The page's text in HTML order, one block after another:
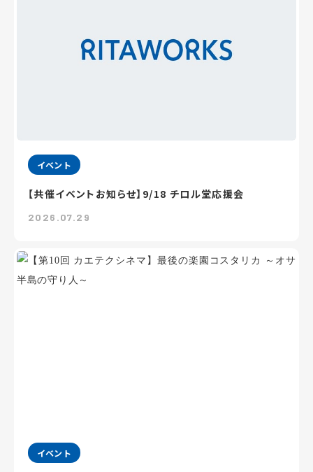
イベント
【共催イベントお知らせ】9/18 チロル堂応援会
2026.07.29
イベント